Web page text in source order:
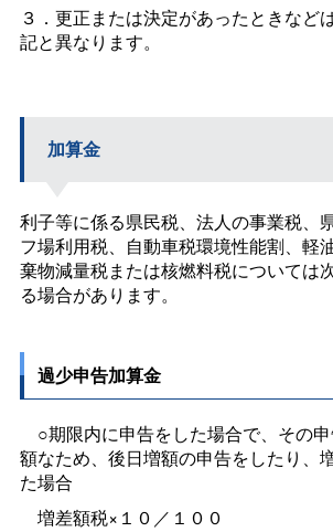
３．更正または決定があったときなど
記と異なります。
加算金
利子等に係る県民税、法人の事業税、
フ場利用税、自動車税環境性能割、軽
棄物減量税または核燃料税については
る場合があります。
過少申告加算金
○期限内に申告をした場合で、その
額なため、後日増額の申告をしたり、
た場合
増差額税×１０／１００